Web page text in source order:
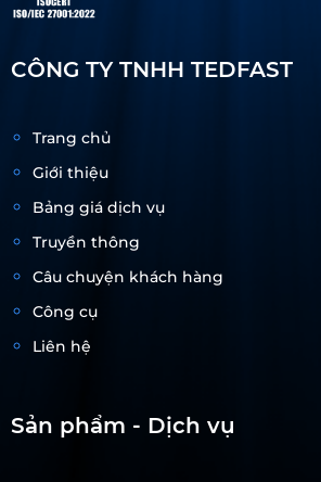
CÔNG TY TNHH TEDFAST
Trang chủ
Giới thiệu
Bảng giá dịch vụ
Truyền thông
Câu chuyện khách hàng
Công cụ
Liên hệ
Sản phẩm - Dịch vụ